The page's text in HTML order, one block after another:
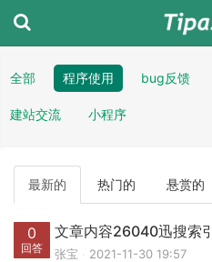
全部 程序使用 bug反馈
建站交流 小程序
最新的 热门的 悬赏的
0
回答
文章内容26040迅搜索
张宝 2021-11-30 19:57